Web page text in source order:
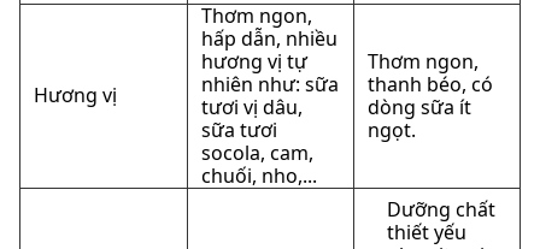
Hương vị
Thơm ngon,
hấp dẫn, nhiều
hương vị tự
nhiên như: sữa
tươi vị dâu,
sữa tươi
socola, cam,
chuối, nho,...
Thơm ngon,
thanh béo, có
dòng sữa ít
ngọt.
Dưỡng chất
thiết yếu